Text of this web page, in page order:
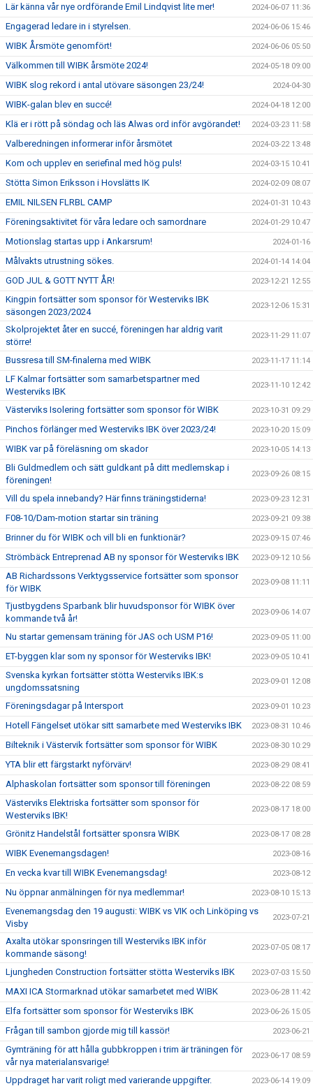
Lär känna vår nye ordförande Emil Lindqvist lite mer! 2024-06-07 11:36
Engagerad ledare in i styrelsen. 2024-06-06 15:46
WIBK Årsmöte genomfört! 2024-06-06 05:50
Välkommen till WIBK årsmöte 2024! 2024-05-18 09:00
WIBK slog rekord i antal utövare säsongen 23/24! 2024-04-30
WIBK-galan blev en succé! 2024-04-18 12:00
Klä er i rött på söndag och läs Alwas ord inför avgörandet! 2024-03-23 11:58
Valberedningen informerar inför årsmötet 2024-03-22 13:48
Kom och upplev en seriefinal med hög puls! 2024-03-15 10:41
Stötta Simon Eriksson i Hovslätts IK 2024-02-09 08:07
EMIL NILSEN FLRBL CAMP 2024-01-31 10:43
Föreningsaktivitet för våra ledare och samordnare 2024-01-29 10:47
Motionslag startas upp i Ankarsrum! 2024-01-16
Målvakts utrustning sökes. 2024-01-14 14:04
GOD JUL & GOTT NYTT ÅR! 2023-12-21 12:55
Kingpin fortsätter som sponsor för Westerviks IBK
säsongen 2023/2024
2023-12-06 15:31
Skolprojektet åter en succé, föreningen har aldrig varit
större!
2023-11-29 11:07
Bussresa till SM-finalerna med WIBK 2023-11-17 11:14
LF Kalmar fortsätter som samarbetspartner med
Westerviks IBK
2023-11-10 12:42
Västerviks Isolering fortsätter som sponsor för WIBK 2023-10-31 09:29
Pinchos förlänger med Westerviks IBK över 2023/24! 2023-10-20 15:09
WIBK var på föreläsning om skador 2023-10-05 14:13
Bli Guldmedlem och sätt guldkant på ditt medlemskap i
föreningen!
2023-09-26 08:15
Vill du spela innebandy? Här finns träningstiderna! 2023-09-23 12:31
F08-10/Dam-motion startar sin träning 2023-09-21 09:38
Brinner du för WIBK och vill bli en funktionär? 2023-09-15 07:46
Strömbäck Entreprenad AB ny sponsor för Westerviks IBK 2023-09-12 10:56
AB Richardssons Verktygsservice fortsätter som sponsor
för WIBK
2023-09-08 11:11
Tjustbygdens Sparbank blir huvudsponsor för WIBK över
kommande två år!
2023-09-06 14:07
Nu startar gemensam träning för JAS och USM P16! 2023-09-05 11:00
ET-byggen klar som ny sponsor för Westerviks IBK! 2023-09-05 10:41
Svenska kyrkan fortsätter stötta Westerviks IBK:s
ungdomssatsning
2023-09-01 12:08
Föreningsdagar på Intersport 2023-09-01 10:23
Hotell Fängelset utökar sitt samarbete med Westerviks IBK 2023-08-31 10:46
Bilteknik i Västervik fortsätter som sponsor för WIBK 2023-08-30 10:29
YTA blir ett färgstarkt nyförvärv! 2023-08-29 08:41
Alphaskolan fortsätter som sponsor till föreningen 2023-08-22 08:59
Västerviks Elektriska fortsätter som sponsor för
Westerviks IBK!
2023-08-17 18:00
Grönitz Handelstål fortsätter sponsra WIBK 2023-08-17 08:28
WIBK Evenemangsdagen! 2023-08-16
En vecka kvar till WIBK Evenemangsdag! 2023-08-12
Nu öppnar anmälningen för nya medlemmar! 2023-08-10 15:13
Evenemangsdag den 19 augusti: WIBK vs VIK och Linköping vs
Visby
2023-07-21
Axalta utökar sponsringen till Westerviks IBK inför
kommande säsong!
2023-07-05 08:17
Ljungheden Construction fortsätter stötta Westerviks IBK 2023-07-03 15:50
MAXI ICA Stormarknad utökar samarbetet med WIBK 2023-06-28 11:42
Elfa fortsätter som sponsor för Westerviks IBK 2023-06-26 15:05
Frågan till sambon gjorde mig till kassör! 2023-06-21
Gymträning för att hålla gubbkroppen i trim är träningen för
vår nya materialansvarige!
2023-06-17 08:59
Uppdraget har varit roligt med varierande uppgifter. 2023-06-14 19:09